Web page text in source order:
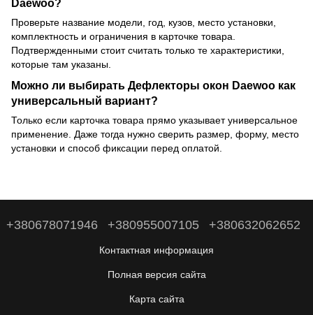
Проверьте название модели, год, кузов, место установки,
комплектность и ограничения в карточке товара.
Подтвержденными стоит считать только те характеристики,
которые там указаны.
Можно ли выбирать Дефлекторы окон Daewoo как
универсальный вариант?
Только если карточка товара прямо указывает универсальное
применение. Даже тогда нужно сверить размер, форму, место
установки и способ фиксации перед оплатой.
+380678071946 +380955007105 +380632062652
Контактная информация
Полная версия сайта
Карта сайта